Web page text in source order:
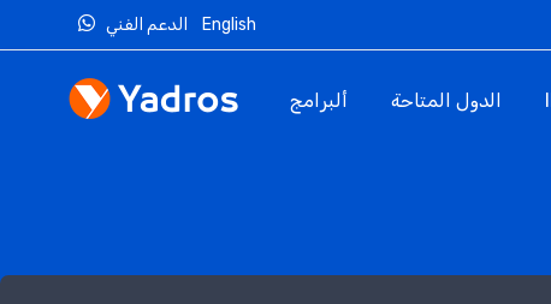
English
ألبرامج الدول المتاحة